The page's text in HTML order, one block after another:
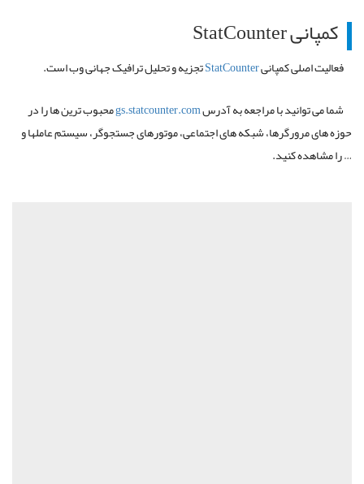
کمپانی StatCounter
فعالیت اصلی کمپانیStatCounterتجزیه و تحلیل ترافیک جهانی وب است.
شما می توانید با مراجعه به آدرسgs.statcounter.comمحبوب ­ترین ها را در
حوزه­ های مرورگرها، شبکه های اجتماعی، موتورهای جستجوگر، سیستم عامل­ها و
… را مشاهده کنید.